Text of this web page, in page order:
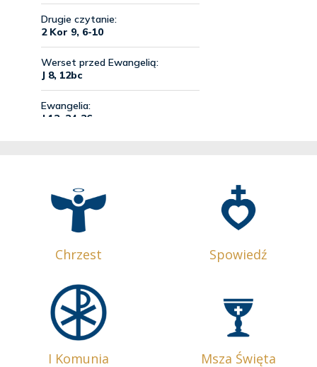
Chrzest Spowiedź
I Komunia Msza Święta